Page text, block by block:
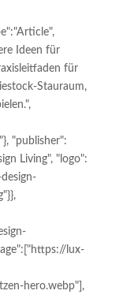
Ideen für
für
Stauraum,
"publisher":
Living", "logo":
lux-
hero.webp"],